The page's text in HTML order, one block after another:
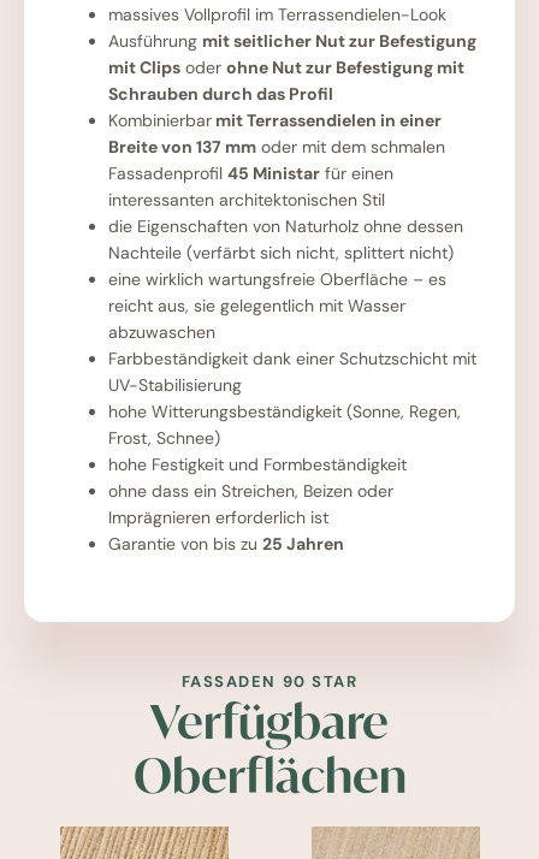
massives Vollprofil im Terrassendielen-Look
Ausführung mit seitlicher Nut zur Befestigung
mit Clips oder ohne Nut zur Befestigung mit
Schrauben durch das Profil
Kombinierbar mit Terrassendielen in einer
Breite von 137 mm oder mit dem schmalen
Fassadenprofil 45 Ministar für einen
interessanten architektonischen Stil
die Eigenschaften von Naturholz ohne dessen
Nachteile (verfärbt sich nicht, splittert nicht)
eine wirklich wartungsfreie Oberfläche – es
reicht aus, sie gelegentlich mit Wasser
abzuwaschen
Farbbeständigkeit dank einer Schutzschicht mit
UV-Stabilisierung
hohe Witterungsbeständigkeit (Sonne, Regen,
Frost, Schnee)
hohe Festigkeit und Formbeständigkeit
ohne dass ein Streichen, Beizen oder
Imprägnieren erforderlich ist
Garantie von bis zu 25 Jahren
FASSADEN 90 STAR
Verfügbare
Oberflächen